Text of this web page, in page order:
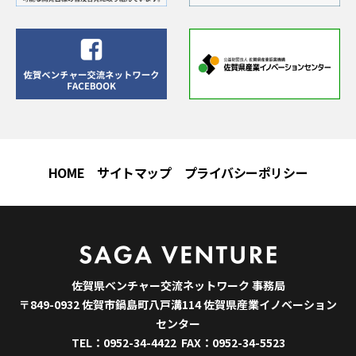
HOME サイトマップ プライバシーポリシー
佐賀県ベンチャー交流ネットワーク 事務局
〒849-0932 佐賀市鍋島町八戸溝114 佐賀県産業イノベーション
センター
TEL：0952-34-4422 FAX：0952-34-5523